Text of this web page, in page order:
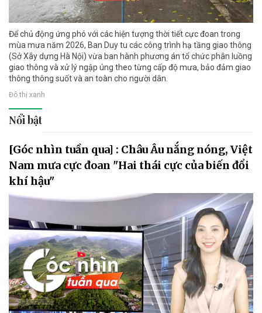
Để chủ động ứng phó với các hiện tượng thời tiết cực đoan trong
mùa mưa năm 2026, Ban Duy tu các công trình hạ tầng giao thông
(Sở Xây dựng Hà Nội) vừa ban hành phương án tổ chức phân luồng
giao thông và xử lý ngập úng theo từng cấp độ mưa, bảo đảm giao
thông thông suốt và an toàn cho người dân.
Đô thị xanh
Nổi bật
[Góc nhìn tuần qua] : Châu Âu nắng nóng, Việt
Nam mưa cực đoan "Hai thái cực của biến đổi
khí hậu"